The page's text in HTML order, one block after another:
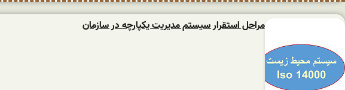
مراحل استقرار سیستم مدیریت یکپارچه در سازمان